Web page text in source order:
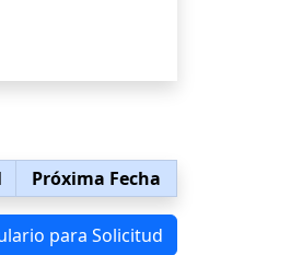
Próxima Fecha
para Solicitud